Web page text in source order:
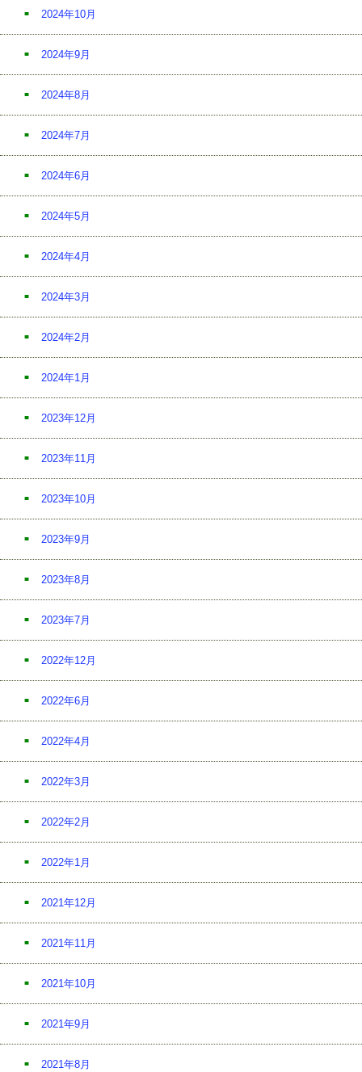
2024年10月
2024年9月
2024年8月
2024年7月
2024年6月
2024年5月
2024年4月
2024年3月
2024年2月
2024年1月
2023年12月
2023年11月
2023年10月
2023年9月
2023年8月
2023年7月
2022年12月
2022年6月
2022年4月
2022年3月
2022年2月
2022年1月
2021年12月
2021年11月
2021年10月
2021年9月
2021年8月